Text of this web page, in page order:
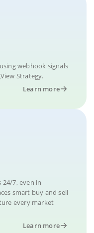
webhook signals
Strategy.
Learn more
24/7, even in
smart buy and sell
every market
Learn more